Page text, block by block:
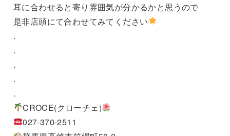
耳に合わせると寄り雰囲気が分かるかと思うので
是非店頭にて合わせてみてください
.
.
.
.
.
CROCE(クローチェ)
027-370-2511